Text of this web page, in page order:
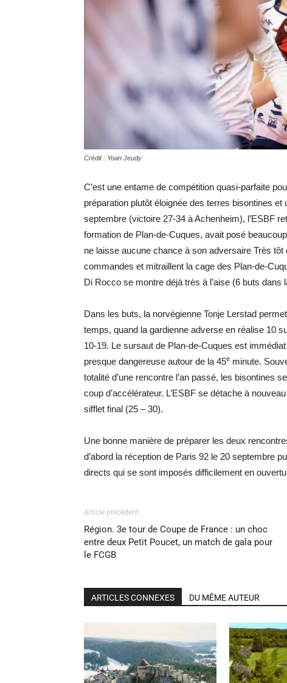
Crédit : Yoan Jeudy
C’est une entame de compétition quasi-parfaite
préparation plutôt éloignée des terres bisontines
septembre (victoire 27-34 à Achenheim), l’ESBF
formation de Plan-de-Cuques, avait posé
ne laisse aucune chance à son adversaire Très
commandes et mitraillent la cage des Plan-de-
Di Rocco se montre déjà très à l’aise (6 buts dans
Dans les buts, la norvégienne Tonje Lerstad
temps, quand la gardienne adverse en réalise 10
10-19. Le sursaut de Plan-de-Cuques est
presque dangereuse autour de la 45e minute.
totalité d’une rencontre l’an passé, les bisontines
coup d’accélérateur. L’ESBF se détache à
sifflet final (25 – 30).
Une bonne manière de préparer les deux
d’abord la réception de Paris 92 le 20 septembre
directs qui se sont imposés difficilement en
Article précédent
Région. 3e tour de Coupe de France : un choc
entre deux Petit Poucet, un match de gala pour
le FCGB
ARTICLES CONNEXES DU MÊME AUTEUR